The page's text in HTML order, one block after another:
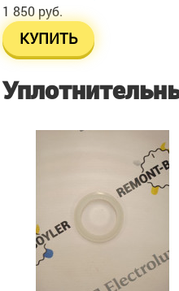
1 850 руб.
КУПИТЬ